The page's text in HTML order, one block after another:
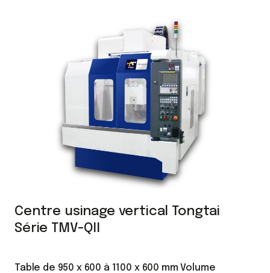
Centre usinage vertical Tongtai
Série TMV-QII
Table de 950 x 600 à 1100 x 600 mm Volume